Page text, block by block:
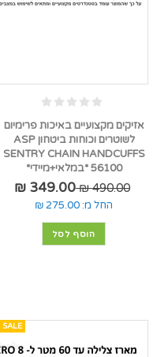
אזיקים מקצועיים באיכות פרימיום
לשוטרים וכוחות ביטחון ASP
SENTRY CHAIN HANDCUFFS
56100 *במלאי+מיידי*
490.00 ₪
349.00 ₪
החל מ: 275.00 ₪
הוסף לסל
SALE